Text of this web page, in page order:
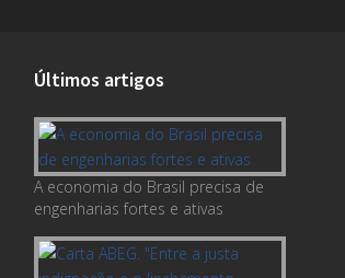
Últimos artigos
A economia do Brasil precisa de
engenharias fortes e ativas